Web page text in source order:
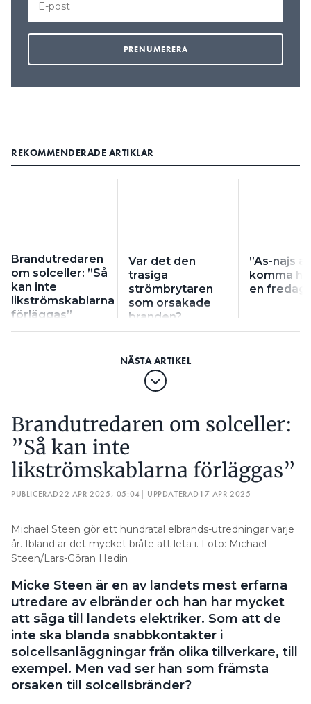
REKOMMENDERADE ARTIKLAR
Brandutredaren
om solceller: ”Så
kan inte
likströmskablarna
förläggas”
Var det den
trasiga
strömbrytaren
som orsakade
branden?
”As-najs
komma
en fredag”
Brandutredaren om solceller:
”Så kan inte
likströmskablarna förläggas”
PUBLICERAD22 APR 2025, 05:04| UPPDATERAD 17 APR 2025
Michael Steen gör ett hundratal elbrands-utredningar varje
år. Ibland är det mycket bråte att leta i. Foto: Michael
Steen/Lars-Göran Hedin
Micke Steen är en av landets mest erfarna
utredare av elbränder och han har mycket
att säga till landets elektriker. Som att de
inte ska blanda snabbkontakter i
solcellsanläggningar från olika tillverkare, till
exempel. Men vad ser han som främsta
orsaken till solcellsbränder?